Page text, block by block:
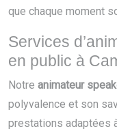
que chaque moment
Services
en public à
Notre animateur
polyvalence et son
prestations adaptées